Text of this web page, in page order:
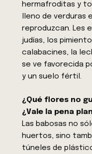
hermafroditas y
lleno de verduras
reproduzcan. Les
judías, los
calabacines, la
se ve favorecida
y un suelo fértil.
¿Qué flores no
¿Vale la pena
Las babosas no
huertos, sino
túneles de